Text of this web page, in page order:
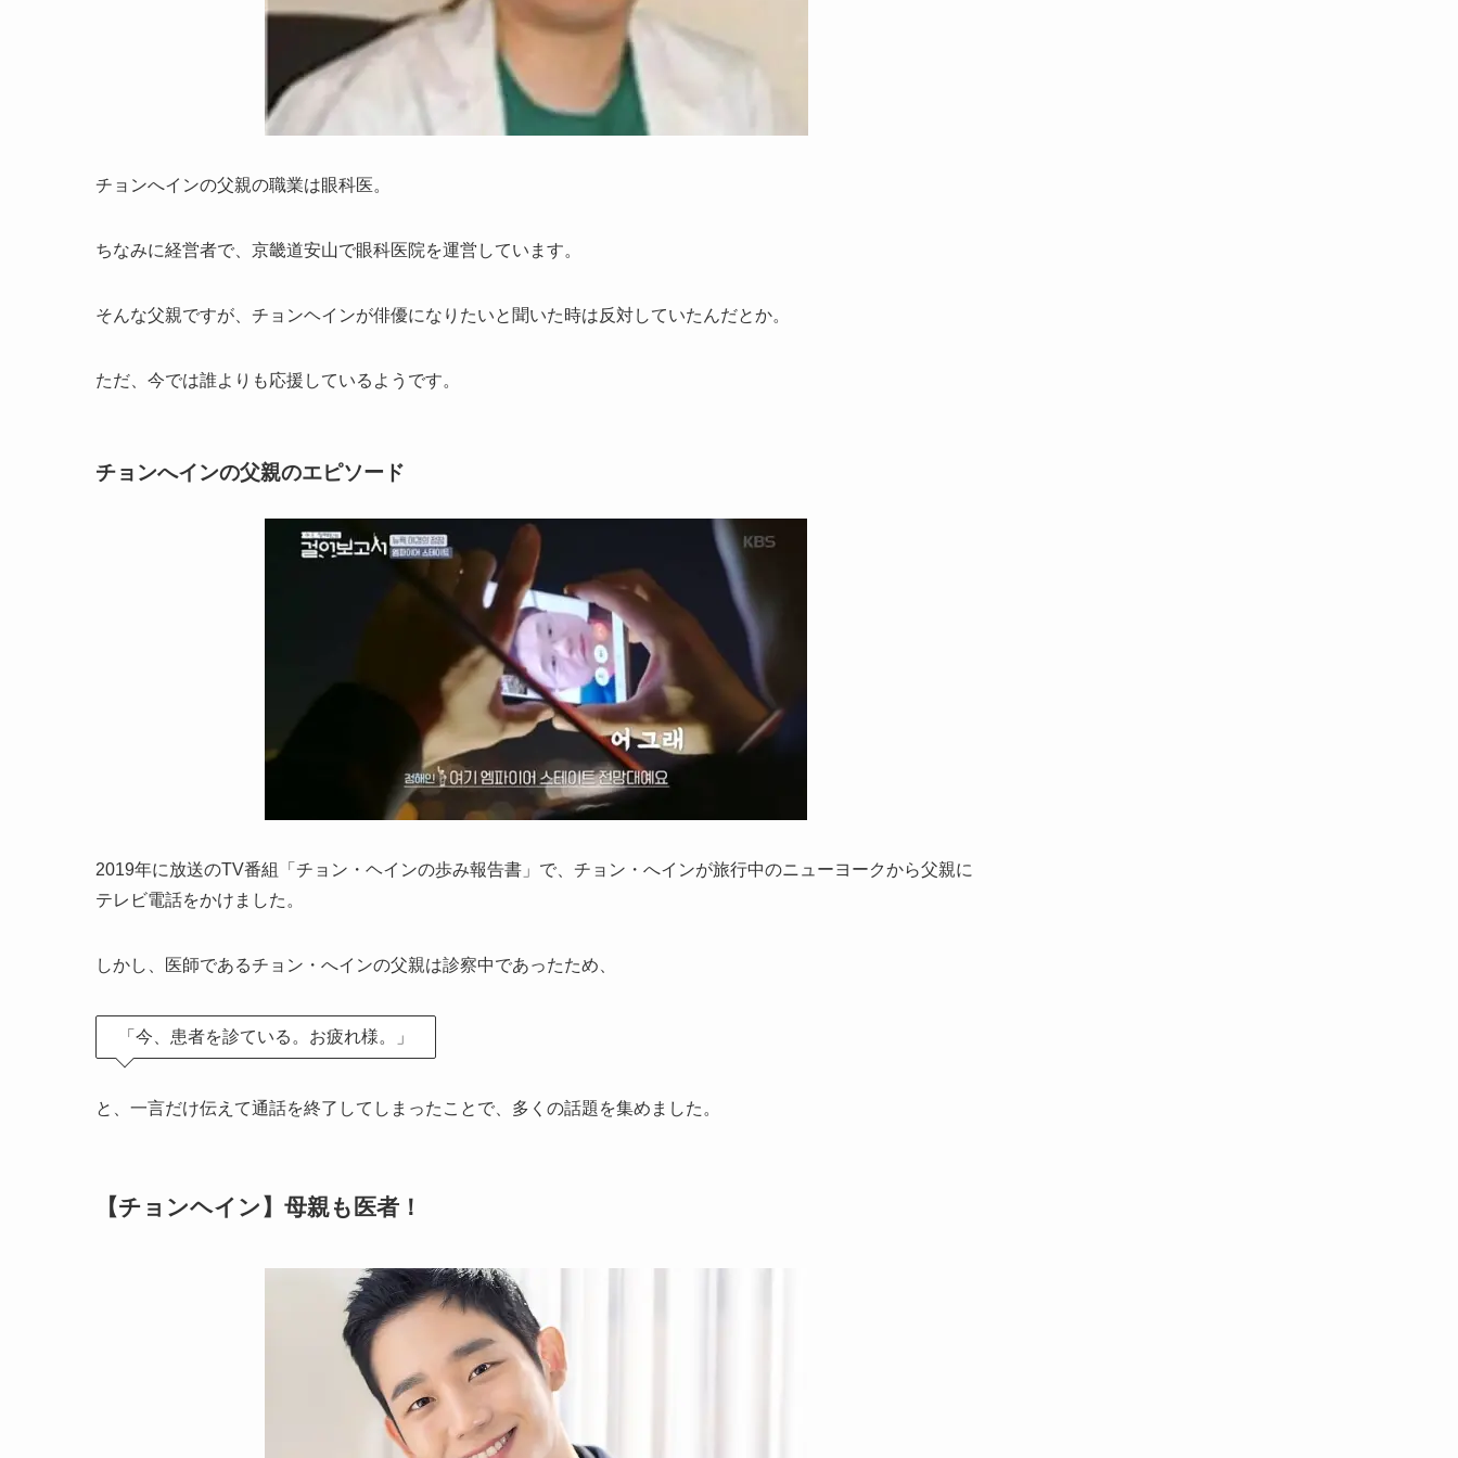
チョンへインの父親の職業は眼科医。
ちなみに経営者で、京畿道安山で眼科医院を運営しています。
そんな父親ですが、チョンヘインが俳優になりたいと聞いた時は反対していたんだとか。
ただ、今では誰よりも応援しているようです。
チョンへインの父親のエピソード
2019年に放送のTV番組「チョン・ヘインの歩み報告書」で、チョン・へインが旅行中のニューヨークから父親に
テレビ電話をかけました。
しかし、医師であるチョン・へインの父親は診察中であったため、
「今、患者を診ている。お疲れ様。」
と、一言だけ伝えて通話を終了してしまったことで、多くの話題を集めました。
【チョンヘイン】母親も医者！